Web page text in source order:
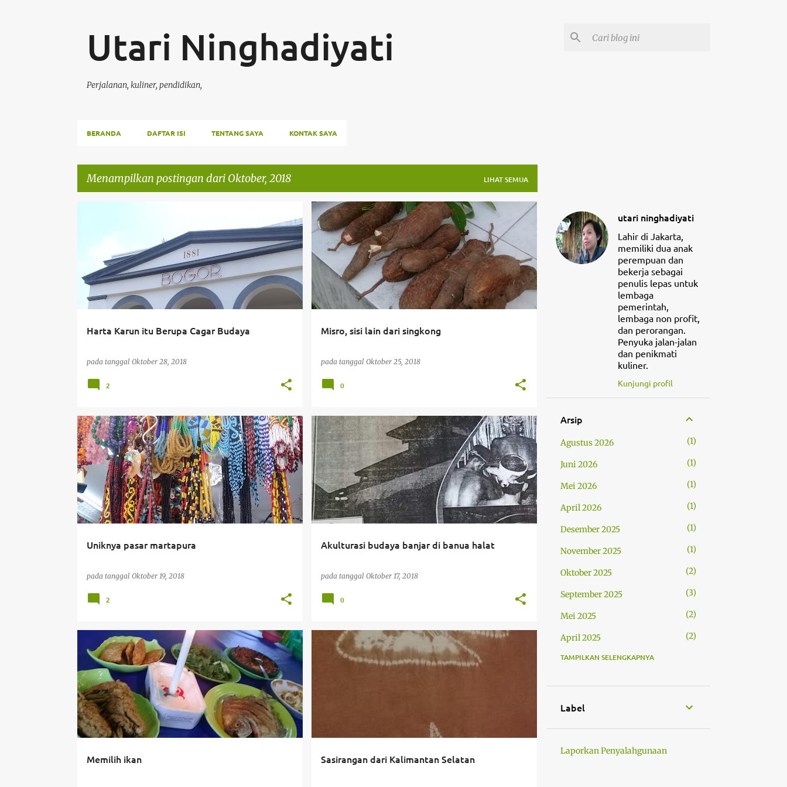
Utari Ninghadiyati
Perjalanan, kuliner, pendidikan,
BERANDA DAFTAR ISI TENTANG SAYA KONTAK SAYA
Menampilkan postingan dari Oktober, 2018 LIHAT SEMUA
t
Harta Karun itu Berupa Cagar Budaya
pada tanggal Oktober 28, 2018
2
Misro, sisi lain dari singkong
pada tanggal Oktober 25, 2018
KULINER
0
Uniknya pasar martapura
pada tanggal Oktober 19, 2018
PERJALANAN
2
Akulturasi budaya banjar di banua halat
pada tanggal Oktober 17, 2018
BUKU
0
Memilih ikan
KULINER
Sasirangan dari Kalimantan Selatan
PERJALANAN
utari ninghadiyati
Lahir di Jakarta,
memiliki dua anak
perempuan dan
bekerja sebagai
penulis lepas untuk
lembaga
pemerintah,
lembaga non profit,
dan perorangan.
Penyuka jalan-jalan
dan penikmati
kuliner.
Kunjungi profil
Arsip
Agustus 2026 1
Juni 2026 1
Mei 2026 1
April 2026 1
Desember 2025 1
November 2025 1
Oktober 2025 2
September 2025 3
Mei 2025 2
April 2025 2
Februari 2025
Desember 2024
Oktober 2024
TAMPILKAN SELENGKAPNYA
Label
Laporkan Penyalahgunaan